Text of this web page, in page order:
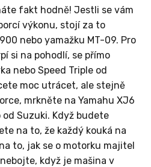
fakt hodně! Jestli se vám
výkonu, stojí za to
nebo yamažku MT-09. Pro
si na pohodlí, se přímo
nebo Speed Triple od
moc utrácet, ale stejně
mrkněte na Yamahu XJ6
od Suzuki. Když budete
na to, že každý kouká na
to, jak se o motorku majitel
když je mašina v